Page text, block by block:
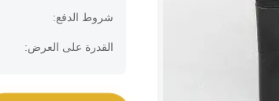
شروط الدفع:
القدرة على العرض: